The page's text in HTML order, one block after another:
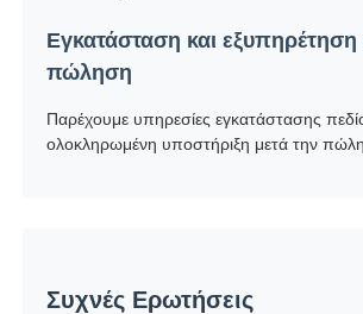
Εγκατάσταση και εξυπηρέτηση
πώληση
Παρέχουμε υπηρεσίες εγκατάστασης
ολοκληρωμένη υποστήριξη μετά την
Συχνές Ερωτήσεις